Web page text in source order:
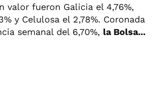
valor fueron Galicia el 4,76%,
y Celulosa el 2,78%. Coronada
semanal del 6,70%, la Bolsa...